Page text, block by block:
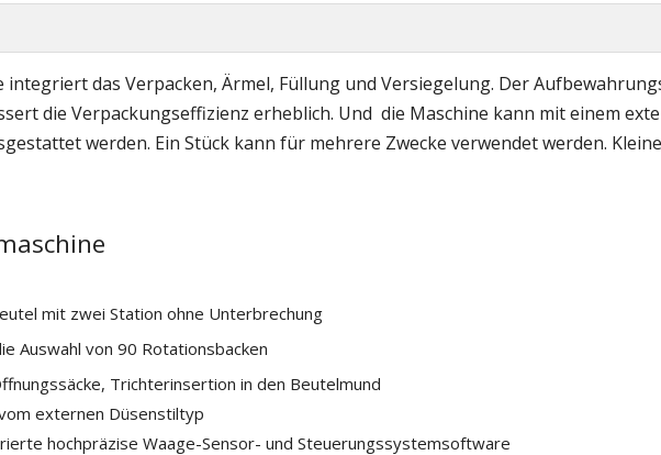
integriert das Verpacken, Ärmel, Füllung und Versiegelung. Der
die Verpackungseffizienz erheblich. Und die Maschine kann mit einem
werden. Ein Stück kann für mehrere Zwecke verwendet werden.
mit zwei Station ohne Unterbrechung
Auswahl von 90 Rotationsbacken
Trichterinsertion in den Beutelmund
externen Düsenstiltyp
hochpräzise Waage-Sensor- und Steuerungssystemsoftware